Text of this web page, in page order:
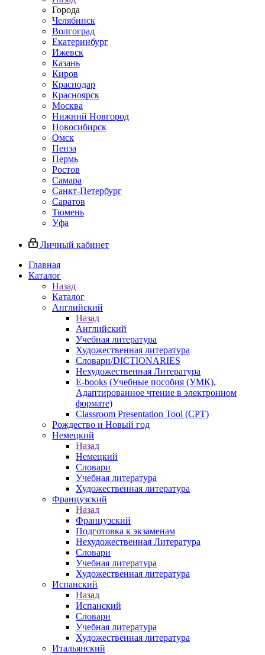
Города
Челябинск
Волгоград
Екатеринбург
Ижевск
Казань
Киров
Краснодар
Красноярск
Москва
Нижний Новгород
Новосибирск
Омск
Пенза
Пермь
Ростов
Самара
Санкт-Петербург
Саратов
Тюмень
Уфа
Личный кабинет
Главная
Каталог
Назад
Каталог
Английский
Назад
Английский
Учебная литература
Художественная литература
Словари/DICTIONARIES
Нехудожественная Литература
E-books (Учебные пособия (УМК),
Адаптированное чтение в электронном
формате)
Classroom Presentation Tool (CPT)
Рождество и Новый год
Немецкий
Назад
Немецкий
Словари
Учебная литература
Художественная литература
Французский
Назад
Французский
Подготовка к экзаменам
Нехудожественная Литература
Словари
Учебная литература
Художественная литература
Испанский
Назад
Испанский
Словари
Учебная литература
Художественная литература
Итальянский